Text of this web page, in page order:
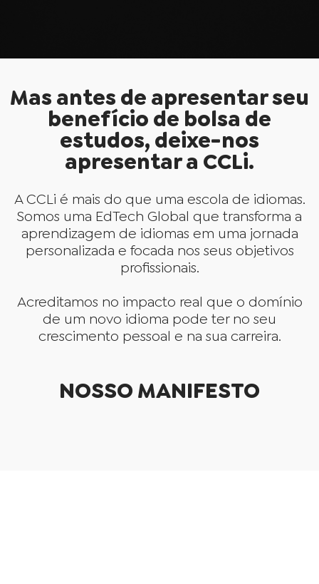
Mas antes de apresentar seu
benefício de bolsa de
estudos, deixe-nos
apresentar a CCLi.
A CCLi é mais do que uma escola de idiomas.
Somos uma EdTech Global que transforma a
aprendizagem de idiomas em uma jornada
personalizada e focada nos seus objetivos
profissionais.
Acreditamos no impacto real que o domínio
de um novo idioma pode ter no seu
crescimento pessoal e na sua carreira.
NOSSO MANIFESTO